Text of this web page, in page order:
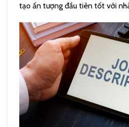
tạo ấn tượng đầu tiên tốt với